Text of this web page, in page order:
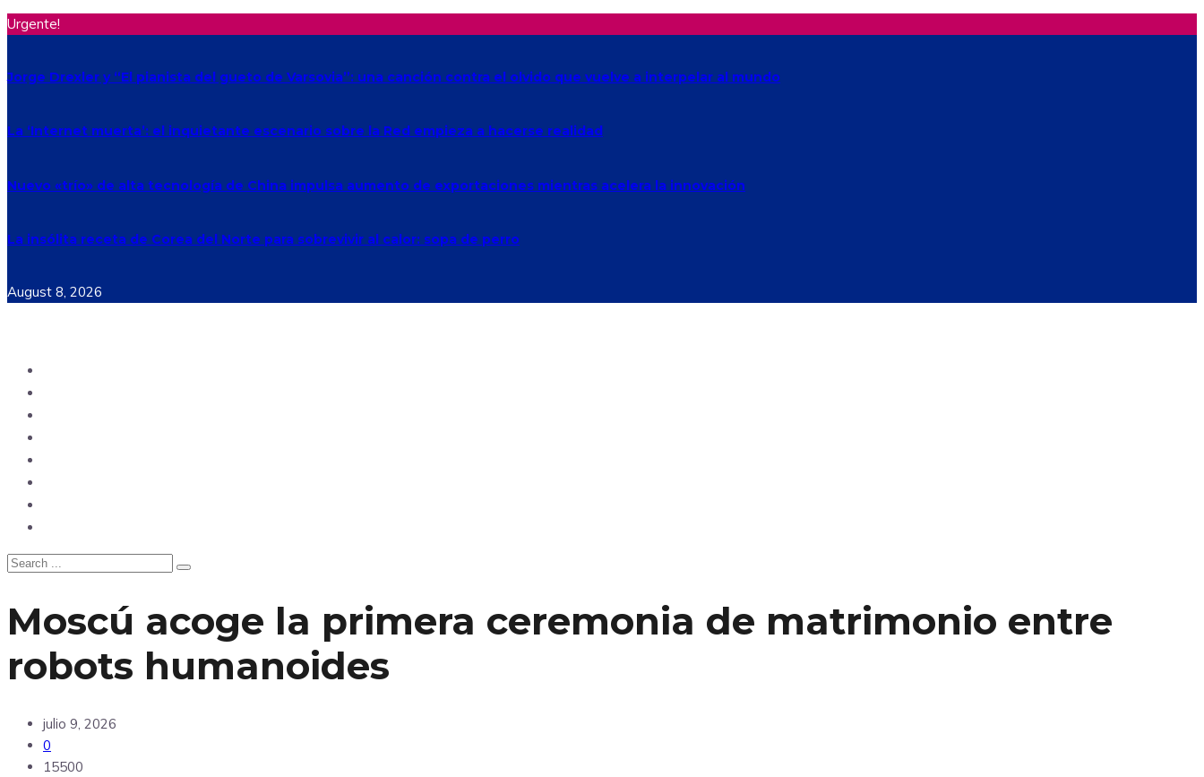
Urgente!
Jorge Drexler y “El pianista del gueto de Varsovia”: una canción contra el olvido que vuelve a interpelar al mundo
La ‘Internet muerta’: el inquietante escenario sobre la Red empieza a hacerse realidad
Nuevo «trío» de alta tecnología de China impulsa aumento de exportaciones mientras acelera la innovación
La insólita receta de Corea del Norte para sobrevivir al calor: sopa de perro
August 8, 2026
Moscú acoge la primera ceremonia de matrimonio entre
robots humanoides
julio 9, 2026
0
15500